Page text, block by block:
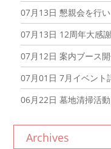
07月13日 懇親会を行
07月13日 12周年大感
07月12日 案内ブース
07月01日 7月イベント
06月22日 墓地清掃活
Archives